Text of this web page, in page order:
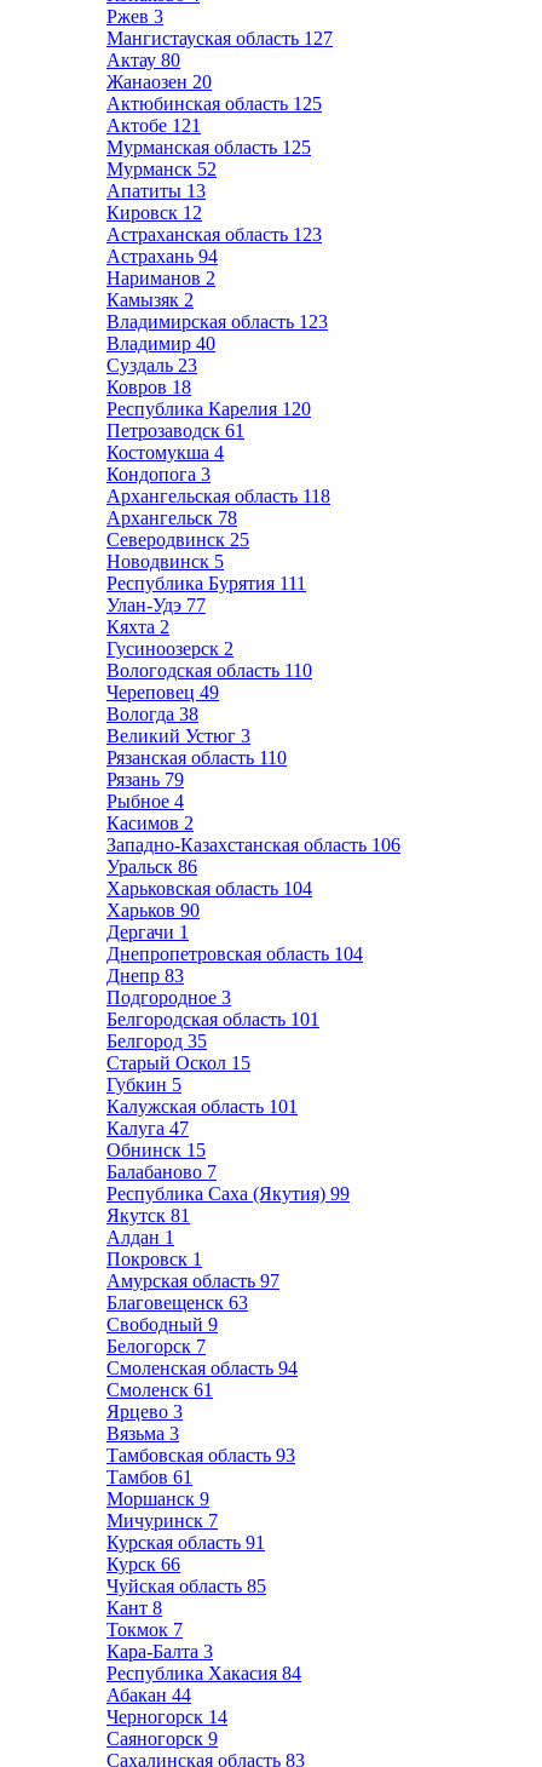
Ржев 3
Мангистауская область 127
Актау 80
Жанаозен 20
Актюбинская область 125
Актобе 121
Мурманская область 125
Мурманск 52
Апатиты 13
Кировск 12
Астраханская область 123
Астрахань 94
Нариманов 2
Камызяк 2
Владимирская область 123
Владимир 40
Суздаль 23
Ковров 18
Республика Карелия 120
Петрозаводск 61
Костомукша 4
Кондопога 3
Архангельская область 118
Архангельск 78
Северодвинск 25
Новодвинск 5
Республика Бурятия 111
Улан-Удэ 77
Кяхта 2
Гусиноозерск 2
Вологодская область 110
Череповец 49
Вологда 38
Великий Устюг 3
Рязанская область 110
Рязань 79
Рыбное 4
Касимов 2
Западно-Казахстанская область 106
Уральск 86
Харьковская область 104
Харьков 90
Дергачи 1
Днепропетровская область 104
Днепр 83
Подгородное 3
Белгородская область 101
Белгород 35
Старый Оскол 15
Губкин 5
Калужская область 101
Калуга 47
Обнинск 15
Балабаново 7
Республика Саха (Якутия) 99
Якутск 81
Алдан 1
Покровск 1
Амурская область 97
Благовещенск 63
Свободный 9
Белогорск 7
Смоленская область 94
Смоленск 61
Ярцево 3
Вязьма 3
Тамбовская область 93
Тамбов 61
Моршанск 9
Мичуринск 7
Курская область 91
Курск 66
Чуйская область 85
Кант 8
Токмок 7
Кара-Балта 3
Республика Хакасия 84
Абакан 44
Черногорск 14
Саяногорск 9
Сахалинская область 83